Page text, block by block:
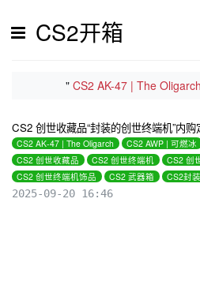
CS2开箱
"CS2 AK-47 | The Oligarch
CS2 创世收藏品“封装的创世终端机”内购
CS2 AK-47 | The Oligarch CS2 AWP | 可燃冰
CS2 创世收藏品
CS2 创世终端机
CS2 创
CS2 创世终端机饰品
CS2 武器箱 CS2封
2025-09-20 16:46